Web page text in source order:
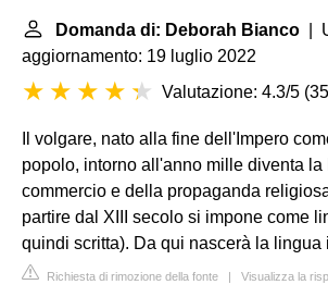
Domanda di: Deborah Bianco |
aggiornamento: 19 luglio 2022
Valutazione: 4.3/5 (
Il volgare, nato alla fine dell'Impero
popolo, intorno all'anno mille diventa la
commercio e della propaganda
partire dal XIII secolo si impone come
quindi scritta). Da qui nascerà la lingua
Richiesta di rimozione della fonte | Visualizza la